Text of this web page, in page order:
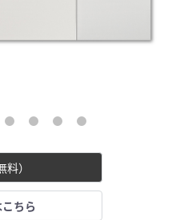
）
ちら